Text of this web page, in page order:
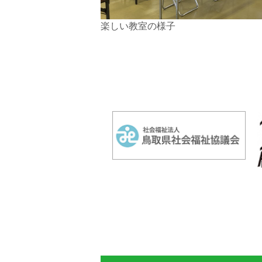
楽しい教室の様子